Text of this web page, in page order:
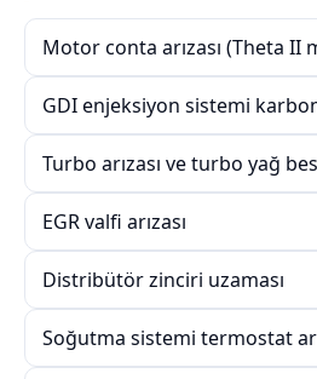
Motor conta arızası (Theta II
GDI enjeksiyon sistemi
Turbo arızası ve turbo yağ
EGR valfi arızası
Distribütör zinciri uzaması
Soğutma sistemi termostat